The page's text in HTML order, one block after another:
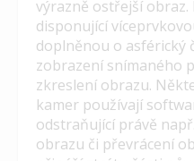
výrazně ostřejší
disponující
doplněnou o asférický
zobrazení snímaného
zkreslení obrazu.
kamer používají
odstraňující právě
obrazu či převrácení